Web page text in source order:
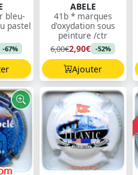
bleu-
pastel
-67%
ABELE
41b * marques
d'oxydation sous
peinture /ctr
6,00€2,90€ -52%
Ajouter